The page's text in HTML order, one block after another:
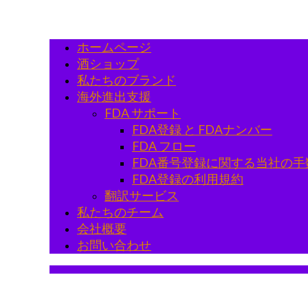
ホームページ
酒ショップ
私たちのブランド
海外進出支援
FDA サポート
FDA登録 と FDAナンバー
FDA フロー
FDA番号登録に関する当社の
FDA登録の利用規約
翻訳サービス
私たちのチーム
会社概要
お問い合わせ